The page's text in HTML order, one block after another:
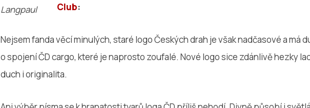
Club:
Nejsem fanda věcí minulých, staré logo Českých drah je však nadčasové a má
o spojení ČD cargo, které je naprosto zoufalé. Nové logo sice zdánlivě hezky
duch i originalita.